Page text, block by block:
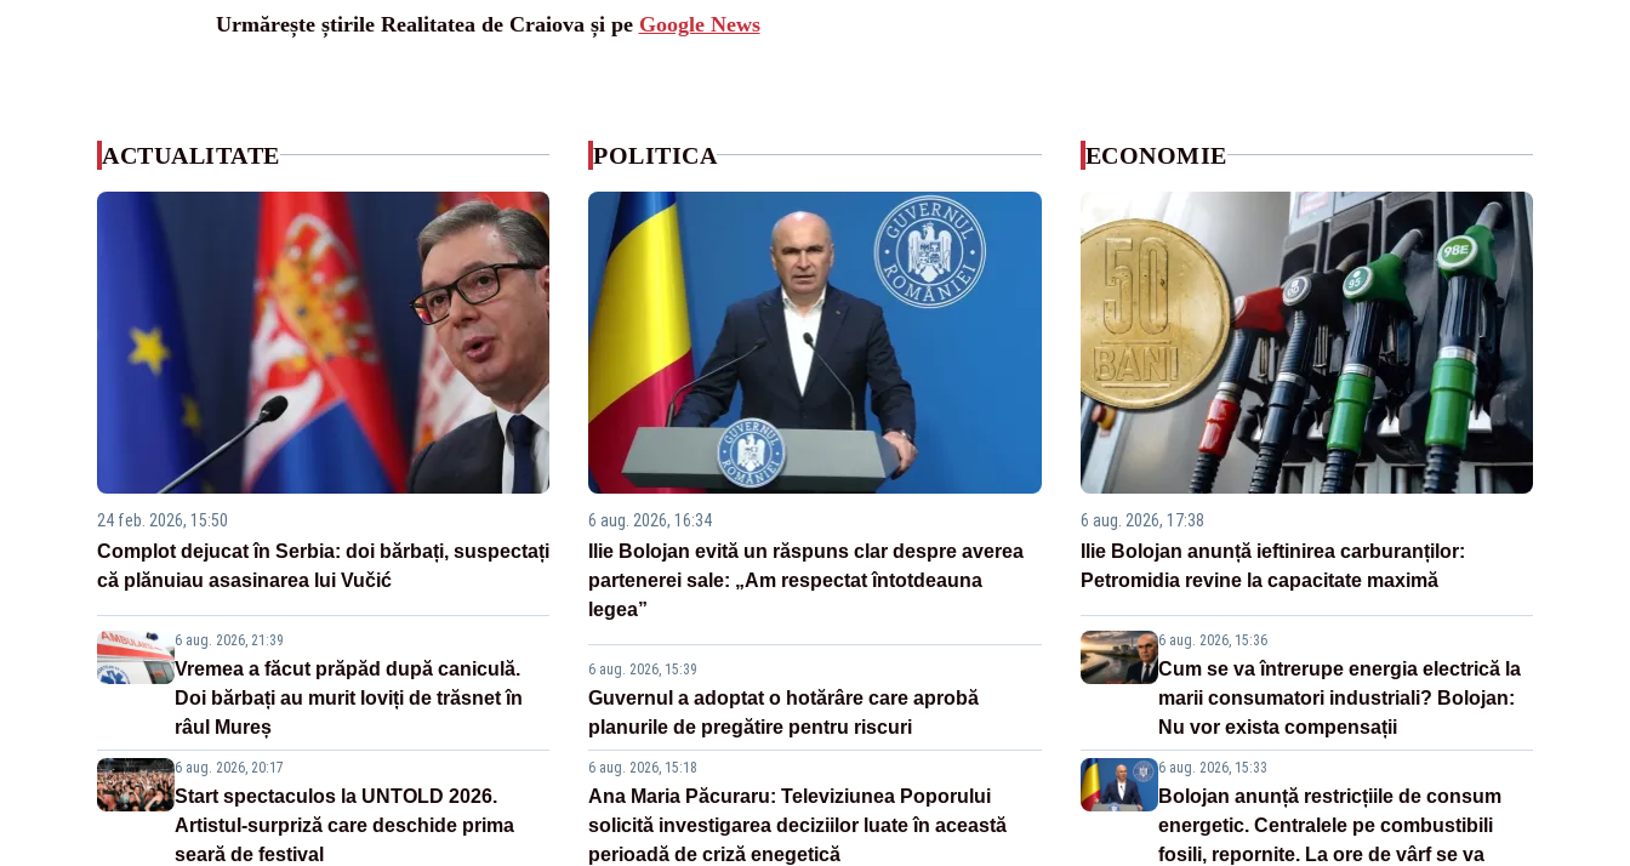
Urmărește știrile Realitatea de Craiova și pe Google News
ACTUALITATE
24 feb. 2026, 15:50
Complot dejucat în Serbia: doi bărbați, suspectați
că plănuiau asasinarea lui Vučić
6 aug. 2026, 21:39
Vremea a făcut prăpăd după caniculă.
Doi bărbați au murit loviți de trăsnet în
râul Mureș
6 aug. 2026, 20:17
Start spectaculos la UNTOLD 2026.
Artistul-surpriză care deschide prima
seară de festival
POLITICA
6 aug. 2026, 16:34
Ilie Bolojan evită un răspuns clar despre averea
partenerei sale: „Am respectat întotdeauna
legea”
6 aug. 2026, 15:39
Guvernul a adoptat o hotărâre care aprobă
planurile de pregătire pentru riscuri
6 aug. 2026, 15:18
Ana Maria Păcuraru: Televiziunea Poporului
solicită investigarea deciziilor luate în această
perioadă de criză enegetică
ECONOMIE
6 aug. 2026, 17:38
Ilie Bolojan anunță ieftinirea carburanților:
Petromidia revine la capacitate maximă
6 aug. 2026, 15:36
Cum se va întrerupe energia electrică la
marii consumatori industriali? Bolojan:
Nu vor exista compensații
6 aug. 2026, 15:33
Bolojan anunță restricțiile de consum
energetic. Centralele pe combustibili
fosili, repornite. La ore de vârf se va